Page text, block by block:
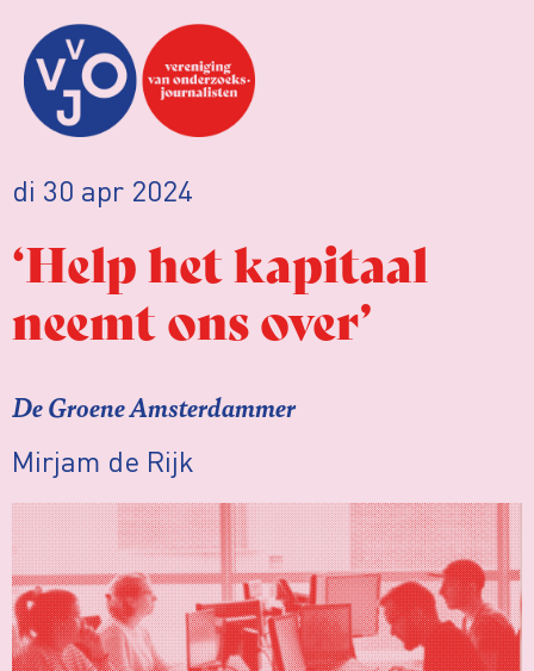
di 30 apr 2024
‘Help het kapitaal
neemt ons over’
De Groene Amsterdammer
Mirjam de Rijk